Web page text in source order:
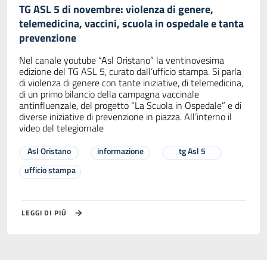
TG ASL 5 di novembre: violenza di genere,
telemedicina, vaccini, scuola in ospedale e tanta
prevenzione
Nel canale youtube “Asl Oristano” la ventinovesima
edizione del TG ASL 5, curato dall’ufficio stampa. Si parla
di violenza di genere con tante iniziative, di telemedicina,
di un primo bilancio della campagna vaccinale
antinfluenzale, del progetto “La Scuola in Ospedale” e di
diverse iniziative di prevenzione in piazza. All’interno il
video del telegiornale
Asl Oristano informazione
tg Asl 5
ufficio stampa
LEGGI DI PIÙ